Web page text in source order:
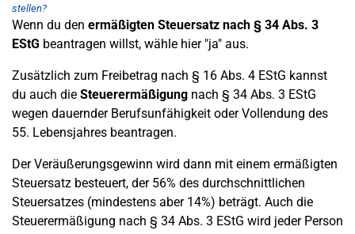
stellen?
Wenn du den ermäßigten Steuersatz nach § 34 Abs. 3
EStG beantragen willst, wähle hier "ja" aus.
Zusätzlich zum Freibetrag nach § 16 Abs. 4 EStG kannst
du auch die Steuerermäßigung nach § 34 Abs. 3 EStG
wegen dauernder Berufsunfähigkeit oder Vollendung des
55. Lebensjahres beantragen.
Der Veräußerungsgewinn wird dann mit einem ermäßigten
Steuersatz besteuert, der 56% des durchschnittlichen
Steuersatzes (mindestens aber 14%) beträgt. Auch die
Steuerermäßigung nach § 34 Abs. 3 EStG wird jeder Person